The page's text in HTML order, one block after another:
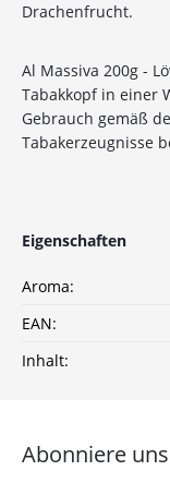
Drachenfrucht.
Al Massiva 200g -
Tabakkopf in einer
Gebrauch gemäß
Tabakerzeugnisse
Eigenschaften
Aroma:
EAN:
Inhalt:
bei
Nutze unseren
Entdecke eine
*Gilt nicht für
Abonniere